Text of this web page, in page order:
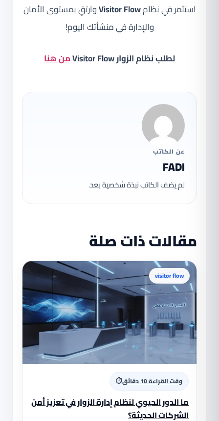
استثمر في نظامVisitor Flowوارتقِ بمستوى الأمان
والإدارة في منشأتك اليوم!
لطلب نظام الزوار Visitor Flow
من هنا
عن الكاتب
FADI
لم يضف الكاتب نبذة شخصية بعد.
مقالات ذات صلة
visitor flow
⏱ وقت القراءة 10 دقائق
ما الدور الحيوي لنظام إدارة الزوار في تعزيز أمن
الشركات الحديثة؟